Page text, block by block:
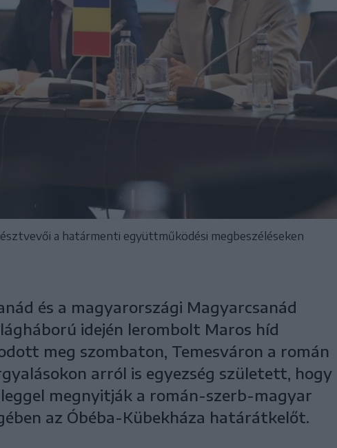
a határmenti együttműködési megbeszéléseken
és a magyarországi Magyarcsanád
idején lerombolt Maros híd
meg szombaton, Temesváron a román
arról is egyezség született, hogy
megnyitják a román-szerb-magyar
az Óbéba-Kübekháza határátkelőt.